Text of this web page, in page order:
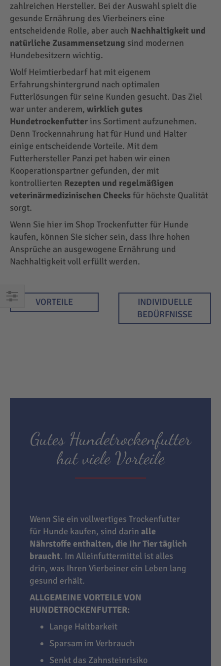
EINKAUFEN
zahlreichen Hersteller. Bei der Auswahl spielt die
gesunde Ernährung des Vierbeiners eine
entscheidende Rolle, aber auch Nachhaltigkeit und
natürliche Zusammensetzung sind modernen
Hundebesitzern wichtig.
Wolf Heimtierbedarf hat mit eigenem
Erfahrungshintergrund nach optimalen
Futterlösungen für seine Kunden gesucht. Das Ziel
war unter anderem, wirklich gutes
Hundetrockenfutter ins Sortiment aufzunehmen.
Denn Trockennahrung hat für Hund und Halter
einige entscheidende Vorteile. Mit dem
Futterhersteller Panzi pet haben wir einen
Kooperationspartner gefunden, der mit
kontrollierten Rezepten und regelmäßigen
veterinärmedizinischen Checksfür höchste Qualität
sorgt.
Wenn Sie hier im Shop Trockenfutter für Hunde
kaufen, können Sie sicher sein, dass Ihre hohen
Ansprüche an ausgewogene Ernährung und
Nachhaltigkeit voll erfüllt werden.
VORTEILE
INDIVIDUELLE
BEDÜRFNISSE
Gutes Hundetrockenfutter
hat viele Vorteile
Wenn Sie ein vollwertiges Trockenfutter
für Hunde kaufen, sind darin alle
Nährstoffe enthalten, die Ihr Tier täglich
braucht. Im Alleinfuttermittel ist alles
drin, was Ihren Vierbeiner ein Leben lang
gesund erhält.
ALLGEMEINE VORTEILE VON
HUNDETROCKENFUTTER:
Lange Haltbarkeit
Sparsam im Verbrauch
Senkt das Zahnsteinrisiko